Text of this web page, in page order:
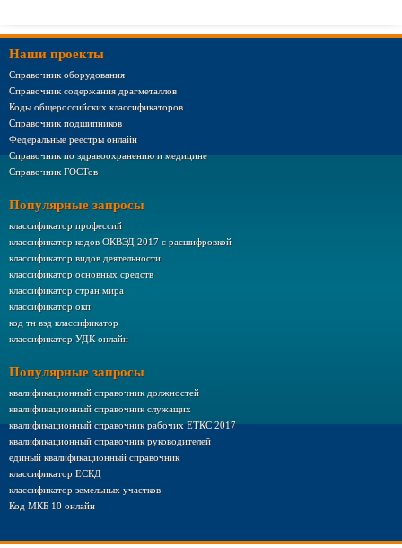
Наши проекты
Справочник оборудования
Справочник содержания драгметаллов
Коды общероссийских классификаторов
Справочник подшипников
Федеральные реестры онлайн
Справочник по здравоохранению и медицине
Справочник ГОСТов
Популярные запросы
классификатор профессий
классификатор кодов ОКВЭД 2017 с расшифровкой
классификатор видов деятельности
классификатор основных средств
классификатор стран мира
классификатор окп
код тн вэд классификатор
классификатор УДК онлайн
Популярные запросы
квалификационный справочник должностей
квалификационный справочник служащих
квалификационный справочник рабочих ЕТКС 2017
квалификационный справочник руководителей
единый квалификационный справочник
классификатор ЕСКД
классификатор земельных участков
Код МКБ 10 онлайн